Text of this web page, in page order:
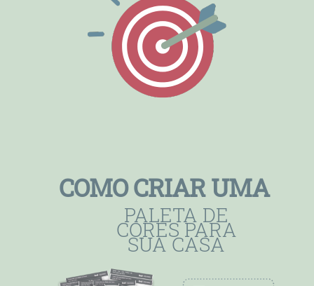
COMO CRIAR UMA
PALETA DE
CORES PARA
SUA CASA